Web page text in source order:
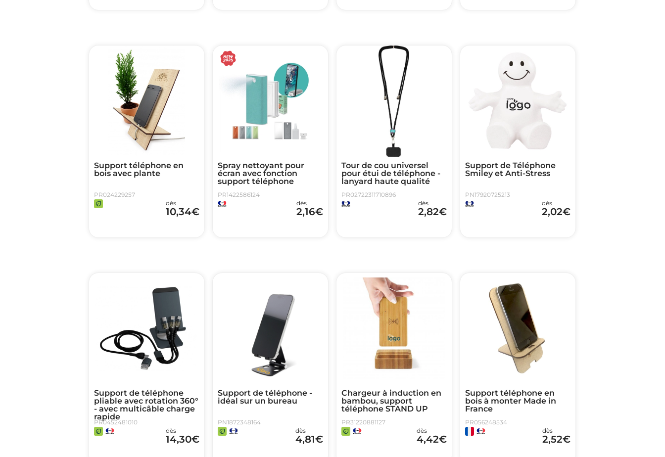
Support téléphone en
bois avec plante
PR024229257
dès
10,34€
Spray nettoyant pour
écran avec fonction
support téléphone
PR1422586124
dès
2,16€
Tour de cou universel
pour étui de téléphone -
lanyard haute qualité
PR02722311710896
dès
2,82€
Support de Téléphone
Smiley et Anti-Stress
PN17920725213
dès
2,02€
Support de téléphone
pliable avec rotation 360°
- avec multicâble charge
rapide
PR0452481010
dès
14,30€
Support de téléphone -
idéal sur un bureau
PN1872348164
dès
4,81€
Chargeur à induction en
bambou, support
téléphone STAND UP
PR31220881127
dès
4,42€
Support téléphone en
bois à monter Made in
France
PR056248534
dès
2,52€